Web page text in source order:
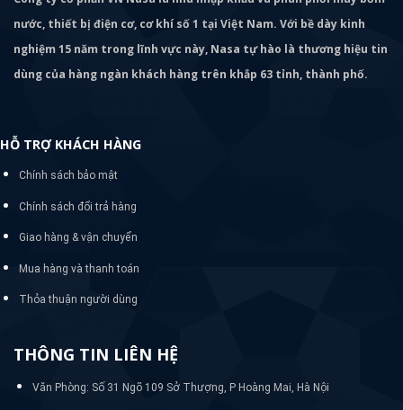
nước, thiết bị điện cơ, cơ khí số 1 tại Việt Nam. Với bề dày kinh
nghiệm 15 năm trong lĩnh vực này, Nasa tự hào là thương hiệu tin
dùng của hàng ngàn khách hàng trên khắp 63 tỉnh, thành phố.
HỖ TRỢ KHÁCH HÀNG
Chính sách bảo mật
Chính sách đổi trả hàng
Giao hàng & vận chuyển
Mua hàng và thanh toán
Thỏa thuận người dùng
THÔNG TIN LIÊN HỆ
Văn Phòng: Số 31 Ngõ 109 Sở Thượng, P Hoàng Mai, Hà Nội